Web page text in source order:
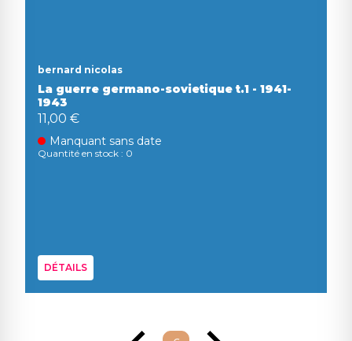
bernard nicolas
La guerre germano-sovietique t.1 - 1941-
1943
11,00 €
Manquant sans date
Quantité en stock : 0
DÉTAILS